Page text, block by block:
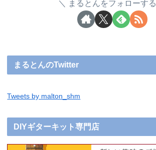
まるとんをフォローする
まるとんのTwitter
Tweets by malton_shm
DIYギターキット専門店